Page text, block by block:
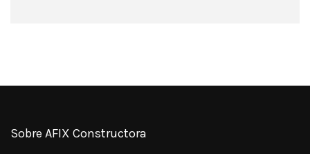
Sobre AFIX Constructora